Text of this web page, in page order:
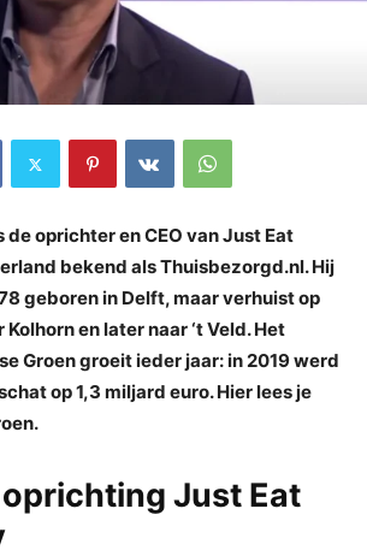
de oprichter en CEO van Just Eat
bekend als Thuisbezorgd.nl. Hij
geboren in Delft, maar verhuist op
en later naar ‘t Veld. Het
Groen groeit ieder jaar: in 2019 werd
op 1,3 miljard euro. Hier lees je
Just Eat